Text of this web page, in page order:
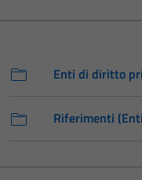
Enti di diritto
Riferimenti